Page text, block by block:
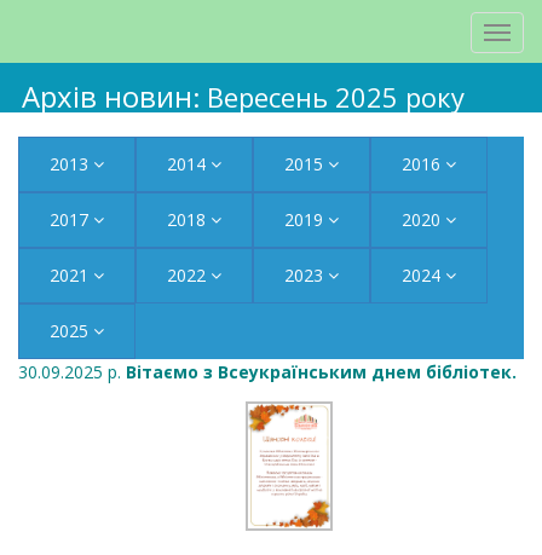
Архів новин: Вересень 2025 року
2013 2014 2015 2016
2017 2018 2019 2020
2021 2022 2023 2024
2025
30.09.2025 р. Вітаємо з Всеукраїнським днем бібліотек.